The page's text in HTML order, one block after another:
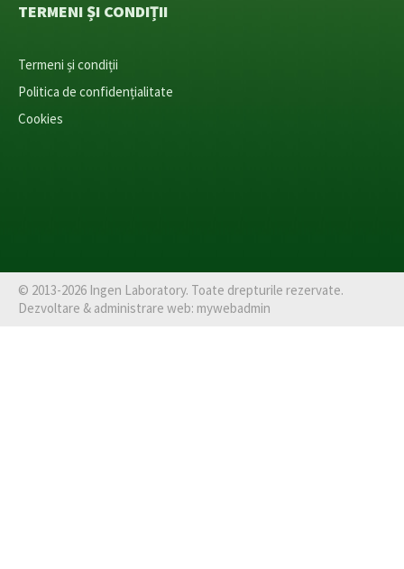
TERMENI ȘI CONDIȚII
Termeni și condiții
Politica de confidențialitate
Cookies
© 2013-2026 Ingen Laboratory. Toate drepturile rezervate.
Dezvoltare & administrare web: mywebadmin